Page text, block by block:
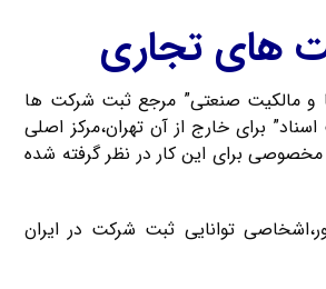
های تجاری
و مالکیت صنعتی” مرجع ثبت شرکت ها
اسناد” برای خارج از آن تهران،مرکز اصلی
برای این کار در نظر گرفته شده
توانایی ثبت شرکت در ایران